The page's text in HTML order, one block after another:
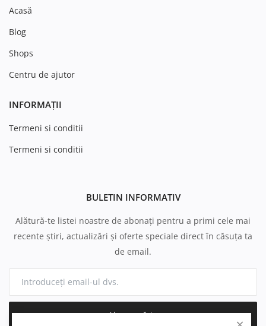
Acasă
Blog
Shops
Centru de ajutor
INFORMAȚII
Termeni si conditii
Termeni si conditii
BULETIN INFORMATIV
Alătură-te listei noastre de abonați pentru a primi cele mai
recente știri, actualizări și oferte speciale direct în căsuța ta
de email.
Abonează-te